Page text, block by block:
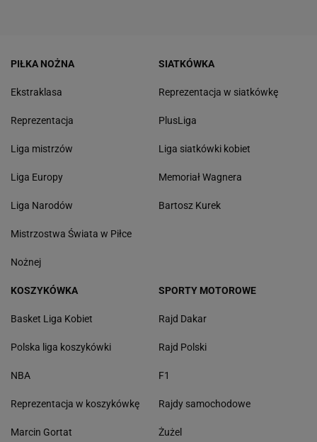
PIŁKA NOŻNA
Ekstraklasa
Reprezentacja
Liga mistrzów
Liga Europy
Liga Narodów
Mistrzostwa Świata w Piłce
Nożnej
SIATKÓWKA
Reprezentacja w siatkówkę
PlusLiga
Liga siatkówki kobiet
Memoriał Wagnera
Bartosz Kurek
KOSZYKÓWKA
Basket Liga Kobiet
Polska liga koszykówki
NBA
Reprezentacja w koszykówkę
Marcin Gortat
SPORTY MOTOROWE
Rajd Dakar
Rajd Polski
F1
Rajdy samochodowe
Żużel